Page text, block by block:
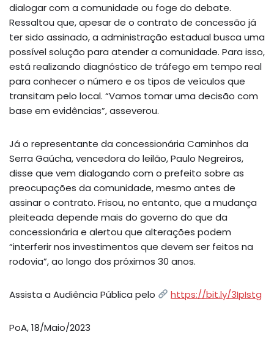
dialogar com a comunidade ou foge do debate.
Ressaltou que, apesar de o contrato de concessão já
ter sido assinado, a administração estadual busca uma
possível solução para atender a comunidade. Para isso,
está realizando diagnóstico de tráfego em tempo real
para conhecer o número e os tipos de veículos que
transitam pelo local. “Vamos tomar uma decisão com
base em evidências”, asseverou.
Já o representante da concessionária Caminhos da
Serra Gaúcha, vencedora do leilão, Paulo Negreiros,
disse que vem dialogando com o prefeito sobre as
preocupações da comunidade, mesmo antes de
assinar o contrato. Frisou, no entanto, que a mudança
pleiteada depende mais do governo do que da
concessionária e alertou que alterações podem
“interferir nos investimentos que devem ser feitos na
rodovia”, ao longo dos próximos 30 anos.
Assista a Audiência Pública pelo https://bit.ly/3IpIstg
PoA, 18/Maio/2023